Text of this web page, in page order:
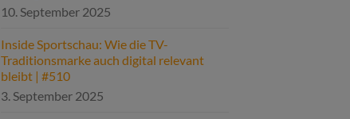
10. September 2025
Inside Sportschau: Wie die TV-
Traditionsmarke auch digital relevant
bleibt | #510
3. September 2025